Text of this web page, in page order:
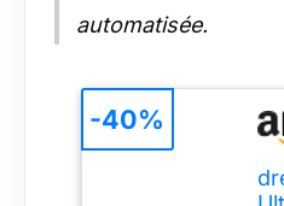
automatisée.
-40%